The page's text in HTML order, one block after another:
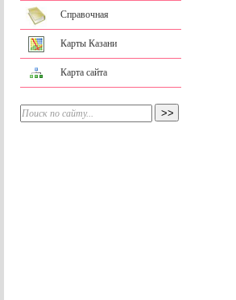
Справочная
Карты Казани
Карта сайта